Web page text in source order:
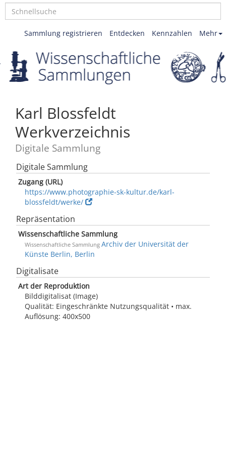
Mehr
Kennzahlen
Entdecken
Sammlung registrieren
Karl Blossfeldt
Werkverzeichnis
Digitale Sammlung
Digitale Sammlung
Zugang (URL)
https://www.photographie-sk-kultur.de/karl-
blossfeldt/werke/
Repräsentation
Wissenschaftliche Sammlung
Wissenschaftliche Sammlung Archiv der Universität der
Künste Berlin, Berlin
Digitalisate
Art der Reproduktion
Bilddigitalisat (Image)
Qualität: Eingeschränkte Nutzungsqualität • max.
Auflösung: 400x500